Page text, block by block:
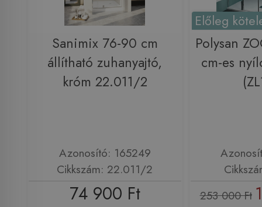
Sanimix 76-90 cm
állítható zuhanyajtó,
króm 22.011/2
Azonosító: 165249
Cikkszám: 22.011/2
74 900 Ft
Előleg
Polysan
cm-es
253 000 Ft